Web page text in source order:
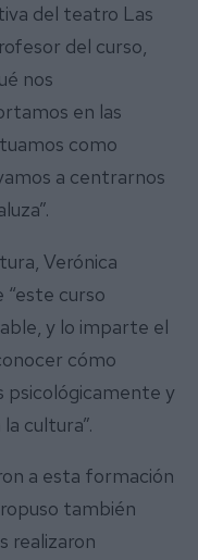
del teatro Las
del curso,
nos
en las
como
a centrarnos
Verónica
“este curso
y lo imparte el
cómo
psicológicamente y
cultura”.
a esta formación
también
realizaron